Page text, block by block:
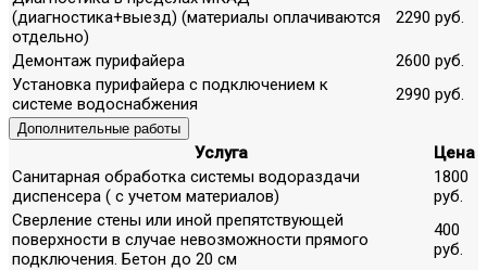
(диагностика+выезд) (материалы оплачиваются
отдельно)
2290 руб.
Демонтаж пурифайера
2600 руб.
Установка пурифайера с подключением к
системе водоснабжения
2990 руб.
Дополнительные работы
Услуга
Цена
Санитарная обработка системы водораздачи
диспенсера ( с учетом материалов)
1800
руб.
Сверление стены или иной препятствующей
поверхности в случае невозможности прямого
подключения. Бетон до 20 см
400
руб.